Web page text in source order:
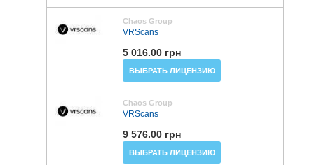
Chaos Group
VRScans
5 016.00 грн
ВЫБРАТЬ ЛИЦЕНЗИЮ
Chaos Group
VRScans
9 576.00 грн
ВЫБРАТЬ ЛИЦЕНЗИЮ